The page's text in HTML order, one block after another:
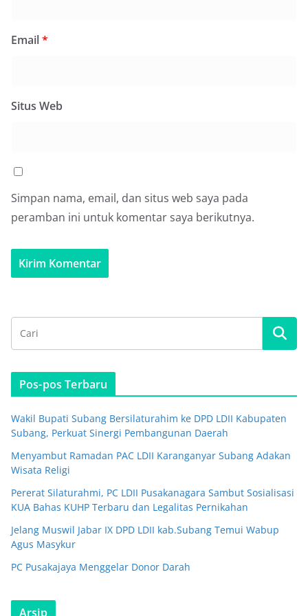
Email*
Situs Web
Simpan nama, email, dan situs web saya pada
peramban ini untuk komentar saya berikutnya.
Pos-pos Terbaru
Wakil Bupati Subang Bersilaturahim ke DPD LDII Kabupaten
Subang, Perkuat Sinergi Pembangunan Daerah
Menyambut Ramadan PAC LDII Karanganyar Subang Adakan
Wisata Religi
Pererat Silaturahmi, PC LDII Pusakanagara Sambut Sosialisasi
KUA Bahas KUHP Terbaru dan Legalitas Pernikahan
Jelang Muswil Jabar IX DPD LDII kab.Subang Temui Wabup
Agus Masykur
PC Pusakajaya Menggelar Donor Darah
Arsip